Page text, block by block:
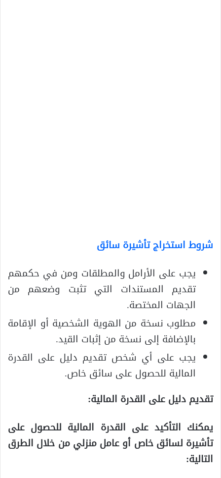
شروط استخراج تأشيرة سائق
يجب على الأرامل والمطلقات ومن في حكمهم
تقديم المستندات التي تثبت وضعهم من
الجهات المختصة.
مطلوب نسخة من الهوية الشخصية أو الإقامة
بالإضافة إلى نسخة من إثبات القيد.
يجب على أي شخص تقديم دليل على القدرة
المالية للحصول على سائق خاص.
تقديم دليل على القدرة المالية:
يمكنك التأكيد على القدرة المالية للحصول على
تأشيرة لسائق خاص أو عامل منزلي من خلال الطرق
التالية: